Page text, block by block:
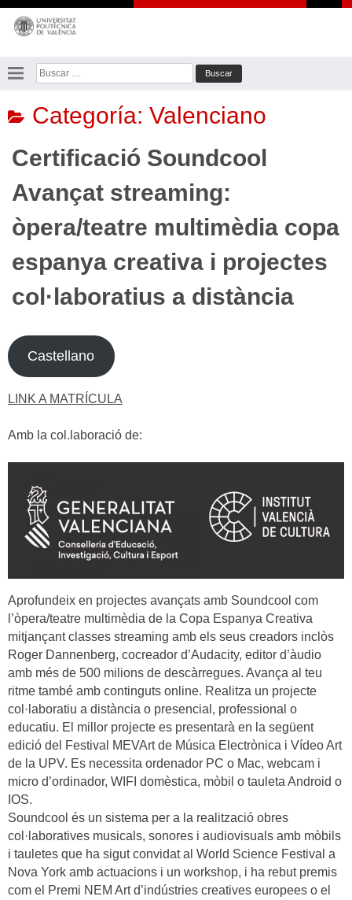
Saltar
contenido
Buscar:
Categoría: Valenciano
Certificació Soundcool
Avançat streaming:
òpera/teatre multimèdia copa
espanya creativa i projectes
col·laboratius a distància
Castellano
LINK A MATRÍCULA
Amb la col.laboració de:
Aprofundeix en projectes avançats amb Soundcool com
l’òpera/teatre multimèdia de la Copa Espanya Creativa
mitjançant classes streaming amb els seus creadors inclòs
Roger Dannenberg, cocreador d’Audacity, editor d’àudio
amb més de 500 milions de descàrregues. Avança al teu
ritme també amb continguts online. Realitza un projecte
col·laboratiu a distància o presencial, professional o
educatiu. El millor projecte es presentarà en la següent
edició del Festival MEVArt de Música Electrònica i Vídeo Art
de la UPV. Es necessita ordenador PC o Mac, webcam i
micro d’ordinador, WIFI domèstica, mòbil o tauleta Android o
IOS.
Soundcool és un sistema per a la realització obres
col·laboratives musicals, sonores i audiovisuals amb mòbils
i tauletes que ha sigut convidat al World Science Festival a
Nova York amb actuacions i un workshop, i ha rebut premis
com el Premi NEM Art d’indústries creatives europees o el